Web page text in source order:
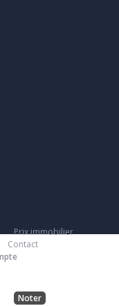
Prix immobilier
Contact
Noter